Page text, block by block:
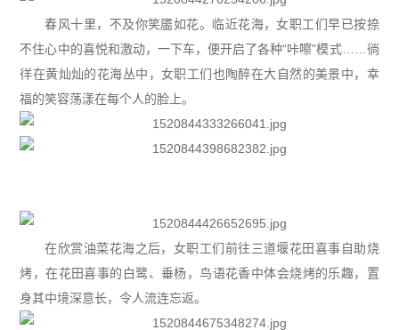
春风十里，不及你笑靥如花。临近花海，女职工们早已按捺
不住心中的喜悦和激动，一下车，便开启了各种“咔嚓”模式……徜
徉在黄灿灿的花海丛中，女职工们也陶醉在大自然的美景中，幸
福的笑容荡漾在每个人的脸上。
在欣赏油菜花海之后，女职工们前往三道堰花田喜事自助烧
烤，在花田喜事的白鹭、垂杨，鸟语花香中体会烧烤的乐趣，置
身其中境深意长，令人流连忘返。